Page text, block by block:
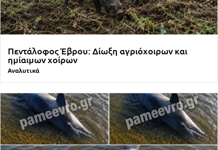
Πεντάλοφος Έβρου: Δίωξη αγριόχοιρων και
ημίαιμων χοίρων
Αναλυτικά